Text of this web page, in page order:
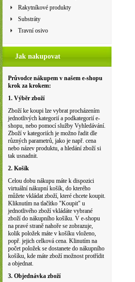
Rakytníkové produkty
Substráty
Travní osivo
Jak nakupovat
Průvodce nákupem v našem e-shopu
krok za krokem:
1. Výběr zboží
Zboží ke koupi lze vybrat procházením
jednotlivých kategorií a podkategorií e-
shopu, nebo pomocí služby Vyhledávání.
Zboží v kategoriích je možno řadit dle
různých parametrů, jako je např. cena
nebo název produktu, a hledání zboží si
tak usnadnit.
2. Košík
Celou dobu nákupu máte k dispozici
virtuální nákupní košík, do kterého
můžete vkládat zboží, které chcete koupit.
Kliknutím na tlačítko "Koupit" u
jednotlivého zboží vkládáte vybrané
zboží do nákupního košíku. V e-shopu
na pravé straně nahoře se zobrazuje,
kolik položek máte v košíku vloženo,
popř. jejich celková cena. Klinutím na
počet položek se dostanete do nákupního
košíku, kde máte zboží možnost protřídit
a objednat.
3. Objednávka zboží